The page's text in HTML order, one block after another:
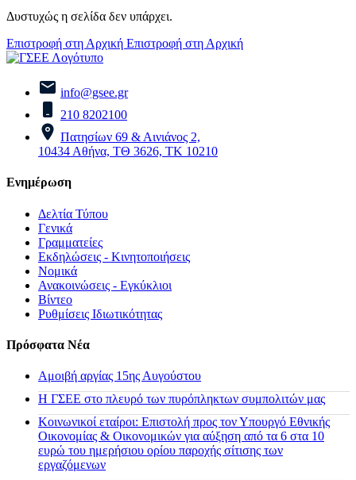
Δυστυχώς η σελίδα δεν υπάρχει.
Επιστροφή στη Αρχική Επιστροφή στη Αρχική
info@gsee.gr
210 8202100
Πατησίων 69 & Αινιάνος 2,
10434 Αθήνα, ΤΘ 3626, ΤΚ 10210
Ενημέρωση
Δελτία Τύπου
Γενικά
Γραμματείες
Εκδηλώσεις - Κινητοποιήσεις
Νομικά
Ανακοινώσεις - Εγκύκλιοι
Βίντεο
Ρυθμίσεις Ιδιωτικότητας
Πρόσφατα Νέα
Αμοιβή αργίας 15ης Αυγούστου
H ΓΣΕΕ στο πλευρό των πυρόπληκτων συμπολιτών μας
Κοινωνικοί εταίροι: Επιστολή προς τον Υπουργό Εθνικής
Οικονομίας & Οικονομικών για αύξηση από τα 6 στα 10
ευρώ του ημερήσιου ορίου παροχής σίτισης των
εργαζόμενων